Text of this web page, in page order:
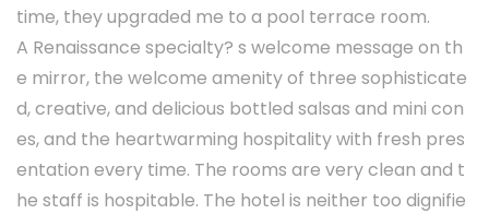
time, they upgraded me to a pool terrace room.
A Renaissance specialty? s welcome message on th
e mirror, the welcome amenity of three sophisticate
d, creative, and delicious bottled salsas and mini con
es, and the heartwarming hospitality with fresh pres
entation every time. The rooms are very clean and t
he staff is hospitable. The hotel is neither too dignifie